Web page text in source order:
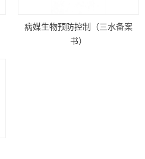
病媒生物预防控制（三水备案
书）